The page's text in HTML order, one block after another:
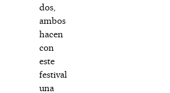
dos,
ambos
hacen
con
este
festival
una